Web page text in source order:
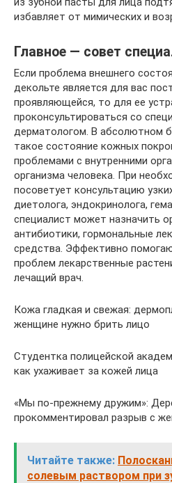
избавляет от мимических и
Главное — совет
Если проблема внешнего
декольте является для вас
проявляющейся, то для ее
проконсультироваться со
дерматологом. В абсолютном
такое состояние кожных
проблемами с внутренними
организма человека. При
посоветует консультацию
диетолога, эндокринолога,
специалист может назначить
антибиотики, гормональные
средства. Эффективно
проблем лекарственные
лечащий врач.
Кожа гладкая и свежая:
женщине нужно брить лицо
Студентка полицейской
как ухаживает за кожей лица
«Мы по-прежнему дружим»:
прокомментировал разрыв с
Читайте также:
солевым раствором при